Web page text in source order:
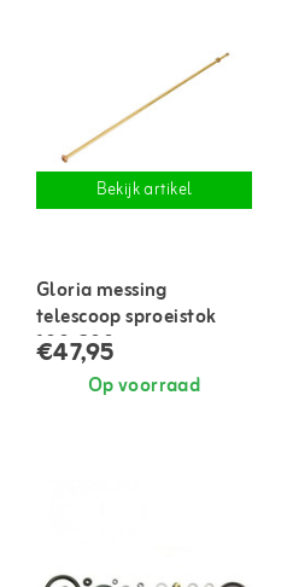
Bekijk artikel
Gloria messing
telescoop sproeistok
100-200 cm
€47,95
Op voorraad